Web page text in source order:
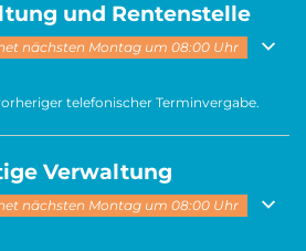
und Rentenstelle
oder Schließzeiten auszublenden
nächsten Montag um 08:00 Uhr
telefonischer Terminvergabe.
Verwaltung
oder Schließzeiten auszublenden
nächsten Montag um 08:00 Uhr